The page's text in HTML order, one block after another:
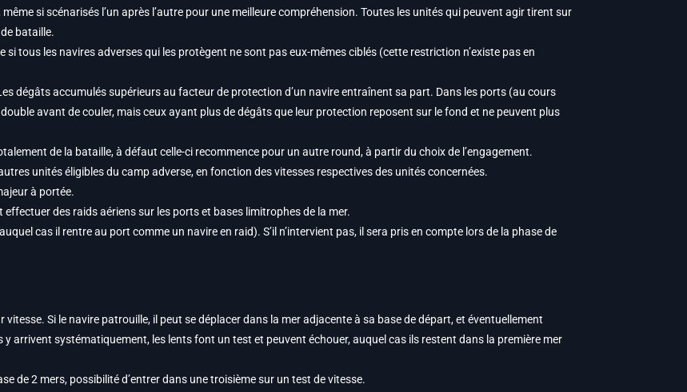
si scénarisés l’un après l’autre pour une meilleure compréhension. Toutes les unités qui peuvent agir tirent sur
bataille.
tous les navires adverses qui les protègent ne sont pas eux-mêmes ciblés (cette restriction n’existe pas en
dégâts accumulés supérieurs au facteur de protection d’un navire entraînent sa part. Dans les ports (au cours
avant de couler, mais ceux ayant plus de dégâts que leur protection reposent sur le fond et ne peuvent plus
de la bataille, à défaut celle-ci recommence pour un autre round, à partir du choix de l’engagement.
unités éligibles du camp adverse, en fonction des vitesses respectives des unités concernées.
à portée.
des raids aériens sur les ports et bases limitrophes de la mer.
cas il rentre au port comme un navire en raid). S’il n’intervient pas, il sera pris en compte lors de la phase de
Si le navire patrouille, il peut se déplacer dans la mer adjacente à sa base de départ, et éventuellement
y arrivent systématiquement, les lents font un test et peuvent échouer, auquel cas ils restent dans la première mer
de 2 mers, possibilité d’entrer dans une troisième sur un test de vitesse.